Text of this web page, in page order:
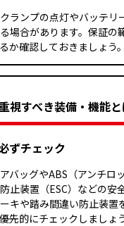
ランプの点灯やバッテリ
場合があります。保証の
か確認しておきましょう。
視すべき装備・機能と
ずチェック
バッグやABS（アンチロ
止装置（ESC）などの安
キや踏み間違い防止装置
先的にチェックしましょう